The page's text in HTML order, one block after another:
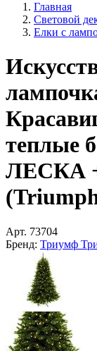
Главная
Световой
Елки с
теплые
ЛЕСКА
Арт. 73704
Бренд: Триумф